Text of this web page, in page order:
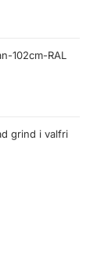
102cm-RAL
grind i valfri